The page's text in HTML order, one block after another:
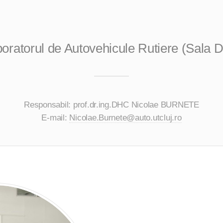
de Autovehicule Rutiere (Sala
Responsabil: prof.dr.ing.DHC Nicolae BURNETE
E-mail: Nicolae.Burnete@auto.utcluj.ro